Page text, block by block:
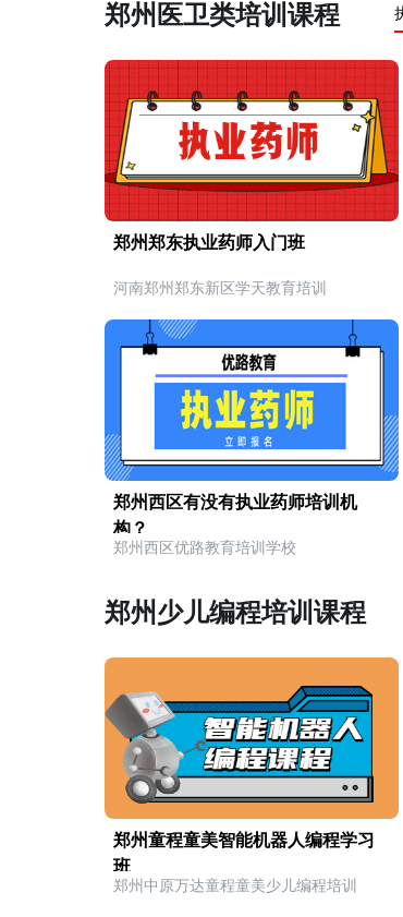
郑州医卫类培训课程
郑州郑东执业药师入门班
河南郑州郑东新区学天教育培训
郑州西区有没有执业药师培训机
构？
郑州西区优路教育培训学校
郑州少儿编程培训课程
郑州童程童美智能机器人编程学习
班
郑州中原万达童程童美少儿编程培训